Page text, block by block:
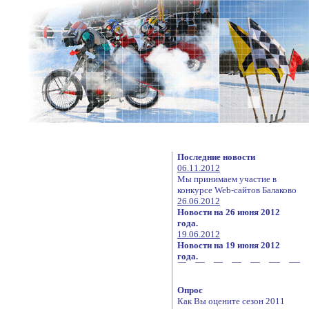
Последние новости
06.11.2012
Мы принимаем участие в
конкурсе Web-сайтов Балаково
26.06.2012
Новости на 26 июня 2012
года.
19.06.2012
Новости на 19 июня 2012
года.
Опрос
Как Вы оцените сезон 2011